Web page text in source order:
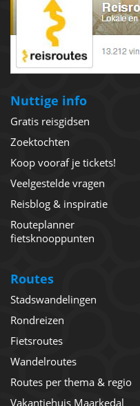
Nuttige info
Gratis reisgidsen
Zoektochten
Koop vooraf je tickets!
Veelgestelde vragen
Reisblog & inspiratie
Routeplanner
fietsknooppunten
Routes
Stadswandelingen
Rondreizen
Fietsroutes
Wandelroutes
Routes per thema & regio
Vakantiehuis Maarkedal